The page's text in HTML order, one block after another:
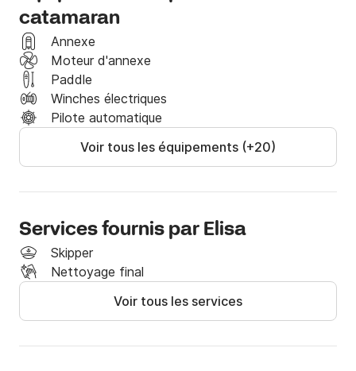
Veuillez me consulter pour des devis personnalisés.
catamaran
Annexe
Moteur d'annexe
Paddle
Winches électriques
Pilote automatique
Voir tous les équipements (+20)
Services fournis par Elisa
Skipper
Nettoyage final
Voir tous les services